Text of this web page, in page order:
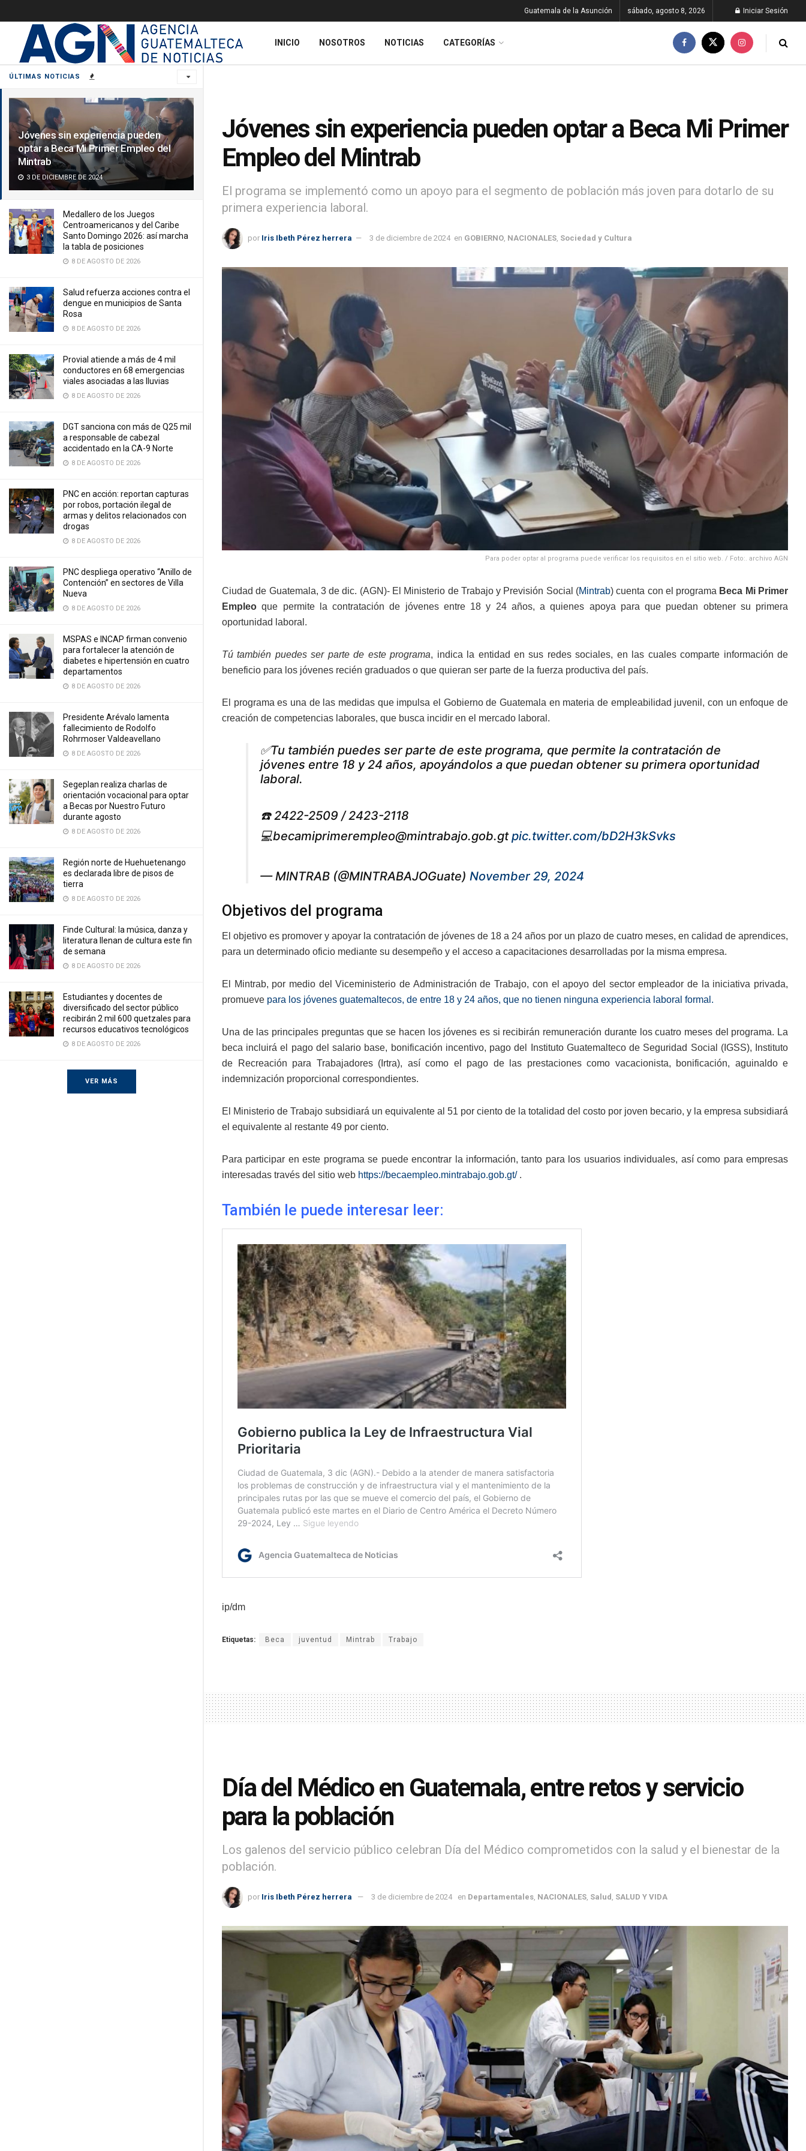
ÚLTIMAS NOTICIAS
Jóvenes sin experiencia pueden
optar a Beca Mi Primer Empleo del
Mintrab
3 DE DICIEMBRE DE 2024
Medallero de los Juegos
Centroamericanos y del Caribe
Santo Domingo 2026: así marcha
la tabla de posiciones
8 DE AGOSTO DE 2026
Salud refuerza acciones contra el
dengue en municipios de Santa
Rosa
8 DE AGOSTO DE 2026
Provial atiende a más de 4 mil
conductores en 68 emergencias
viales asociadas a las lluvias
8 DE AGOSTO DE 2026
DGT sanciona con más de Q25 mil
a responsable de cabezal
accidentado en la CA-9 Norte
8 DE AGOSTO DE 2026
PNC en acción: reportan capturas
por robos, portación ilegal de
armas y delitos relacionados con
drogas
8 DE AGOSTO DE 2026
PNC despliega operativo “Anillo de
Contención” en sectores de Villa
Nueva
8 DE AGOSTO DE 2026
MSPAS e INCAP firman convenio
para fortalecer la atención de
diabetes e hipertensión en cuatro
departamentos
8 DE AGOSTO DE 2026
Presidente Arévalo lamenta
fallecimiento de Rodolfo
Rohrmoser Valdeavellano
8 DE AGOSTO DE 2026
Segeplan realiza charlas de
orientación vocacional para optar
a Becas por Nuestro Futuro
durante agosto
8 DE AGOSTO DE 2026
Región norte de Huehuetenango
es declarada libre de pisos de
tierra
8 DE AGOSTO DE 2026
Finde Cultural: la música, danza y
literatura llenan de cultura este fin
de semana
8 DE AGOSTO DE 2026
Estudiantes y docentes de
diversificado del sector público
recibirán 2 mil 600 quetzales para
recursos educativos tecnológicos
8 DE AGOSTO DE 2026
VER MÁS
Guatemala de la Asunción sábado, agosto 8, 2026 Iniciar Sesión
INICIO NOSOTROS NOTICIAS CATEGORÍAS
Jóvenes sin experiencia pueden optar a Beca Mi Primer
Empleo del Mintrab
El programa se implementó como un apoyo para el segmento de población más joven para dotarlo de su
primera experiencia laboral.
por Iris Ibeth Pérez herrera 3 de diciembre de 2024 en GOBIERNO NACIONALES Sociedad y Cultura
Para poder optar al programa puede verificar los requisitos en el sitio web. / Foto:. archivo AGN
Ciudad de Guatemala, 3 de dic. (AGN)- El Ministerio de Trabajo y Previsión Social (Mintrab) cuenta con el programa Beca Mi Primer
Empleo que permite la contratación de jóvenes entre 18 y 24 años, a quienes apoya para que puedan obtener su primera
oportunidad laboral.
Tú también puedes ser parte de este programa, indica la entidad en sus redes sociales, en las cuales comparte información de
beneficio para los jóvenes recién graduados o que quieran ser parte de la fuerza productiva del país.
El programa es una de las medidas que impulsa el Gobierno de Guatemala en materia de empleabilidad juvenil, con un enfoque de
creación de competencias laborales, que busca incidir en el mercado laboral.
✅Tu también puedes ser parte de este programa, que permite la contratación de
jóvenes entre 18 y 24 años, apoyándolos a que puedan obtener su primera oportunidad
laboral.
☎️ 2422-2509 / 2423-2118
💻becamiprimerempleo@mintrabajo.gob.gt pic.twitter.com/bD2H3kSvks
— MINTRAB (@MINTRABAJOGuate) November 29, 2024
Objetivos del programa
El objetivo es promover y apoyar la contratación de jóvenes de 18 a 24 años por un plazo de cuatro meses, en calidad de aprendices,
para un determinado oficio mediante su desempeño y el acceso a capacitaciones desarrolladas por la misma empresa.
El Mintrab, por medio del Viceministerio de Administración de Trabajo, con el apoyo del sector empleador de la iniciativa privada,
promueve para los jóvenes guatemaltecos, de entre 18 y 24 años, que no tienen ninguna experiencia laboral formal.
Una de las principales preguntas que se hacen los jóvenes es si recibirán remuneración durante los cuatro meses del programa. La
beca incluirá el pago del salario base, bonificación incentivo, pago del Instituto Guatemalteco de Seguridad Social (IGSS), Instituto
de Recreación para Trabajadores (Irtra), así como el pago de las prestaciones como vacacionista, bonificación, aguinaldo e
indemnización proporcional correspondientes.
El Ministerio de Trabajo subsidiará un equivalente al 51 por ciento de la totalidad del costo por joven becario, y la empresa subsidiará
el equivalente al restante 49 por ciento.
Para participar en este programa se puede encontrar la información, tanto para los usuarios individuales, así como para empresas
interesadas través del sitio web https://becaempleo.mintrabajo.gob.gt/ .
También le puede interesar leer:
ip/dm
Etiquetas: Beca juventud Mintrab Trabajo
Día del Médico en Guatemala, entre retos y servicio
para la población
Los galenos del servicio público celebran Día del Médico comprometidos con la salud y el bienestar de la
población.
por Iris Ibeth Pérez herrera 3 de diciembre de 2024 en Departamentales NACIONALES Salud SALUD Y VIDA